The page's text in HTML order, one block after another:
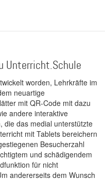
Unterricht.Schule
worden, Lehrkräfte im
neuartige
mit QR-Code mit dazu
andere interaktive
die das medial unterstützte
mit Tablets bereichern
Besucherzahl
und schädigendem
für nicht
andererseits dem Wunsch